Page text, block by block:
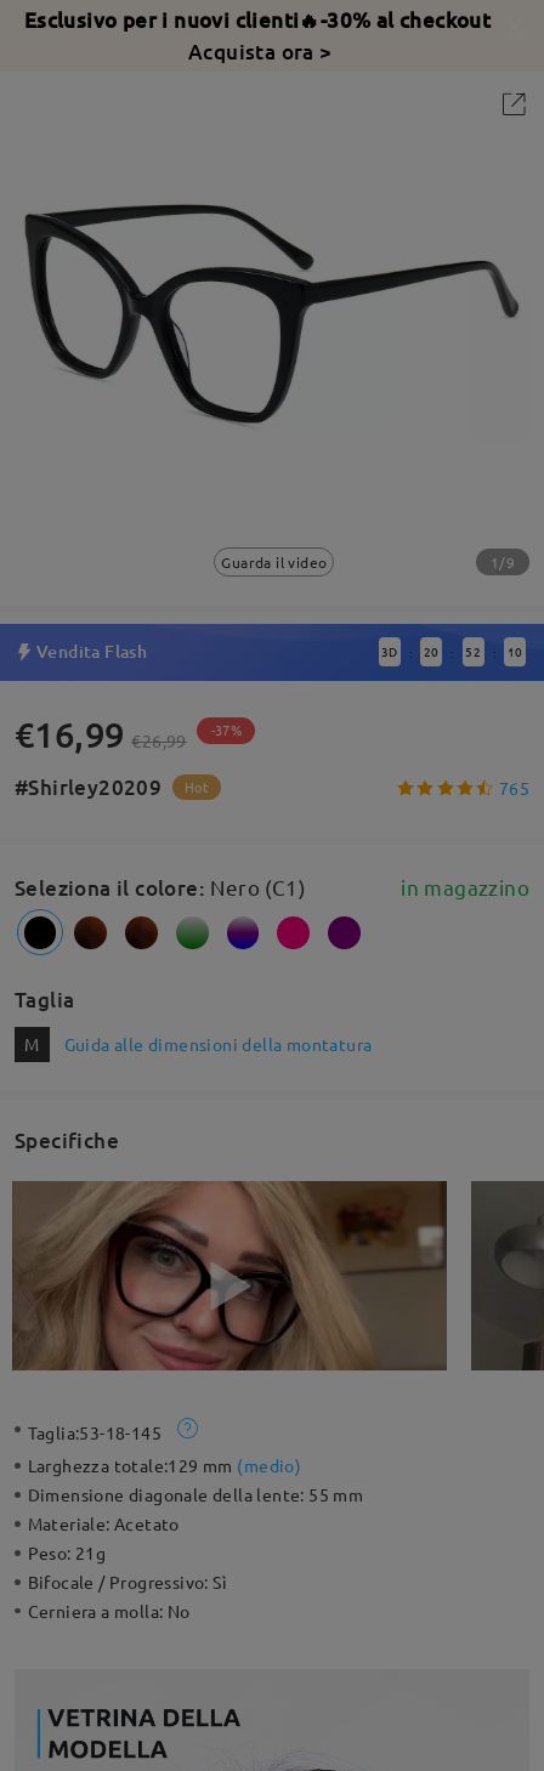
Esclusivo per i nuovi clienti🔥-30% al checkout
Acquista ora >
Guarda il video 1/9
Vendita Flash 3D : 20 : 52 : 9
€16,99 €26,99 -37%
#Shirley20209 Hot 765
Seleziona il colore: Nero (C1) in magazzino
Taglia
M Guida alle dimensioni della montatura
Specifiche
Taglia:53-18-145
Larghezza totale:129 mm (medio)
Dimensione diagonale della lente: 55 mm
Materiale:Acetato
Peso: 21g
Bifocale / Progressivo:Sì
Cerniera a molla: No